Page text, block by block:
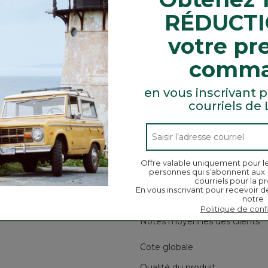
à haute intensité.
écologique.
UV du soleil.
de l’enfiler et de le retirer facilement.
Chercher
des
rubriques
et
des
ϙChercher
pour filtrer les commentaires avec 5 étoiles.
Notes moyennes des clients
Cote globale
votre
en vous inscrivant
courriels de
Offre valable uniquement pour
personnes qui s’abonnent aux
courriels pour la
En vous inscrivant pour recevoir
notre
Politique de